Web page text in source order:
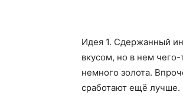
Идея 1. Сдержанный
вкусом, но в нем чего-
немного золота.
сработают ещё лучше.